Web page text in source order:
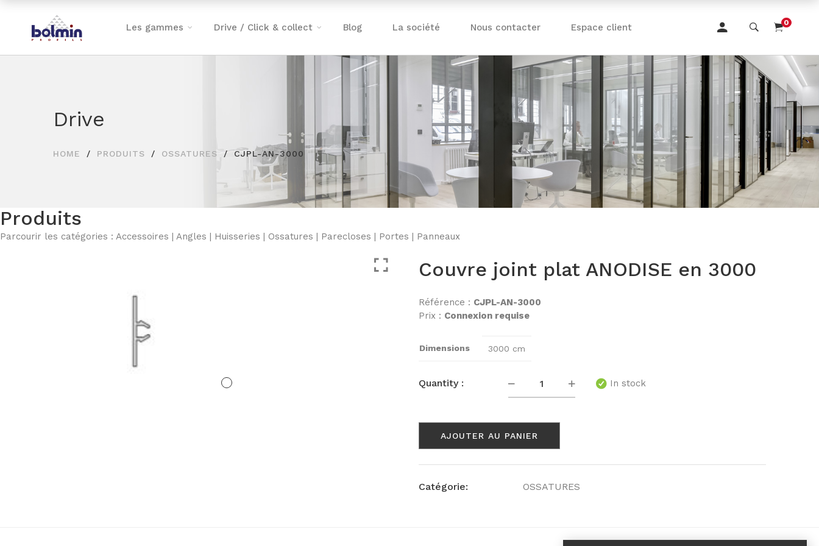
Les gammes Drive / Click & collect Blog La société Nous contacter Espace client 0
Drive
HOME PRODUITS OSSATURES CJPL-AN-3000
Produits
Parcourir les catégories : Accessoires | Angles | Huisseries | Ossatures | Parecloses | Portes | Panneaux
Couvre joint plat ANODISE en 3000
Référence : CJPL-AN-3000
Prix : Connexion requise
Dimensions 3000 cm
Quantity : Quantité In stock
AJOUTER AU PANIER
Catégorie: OSSATURES